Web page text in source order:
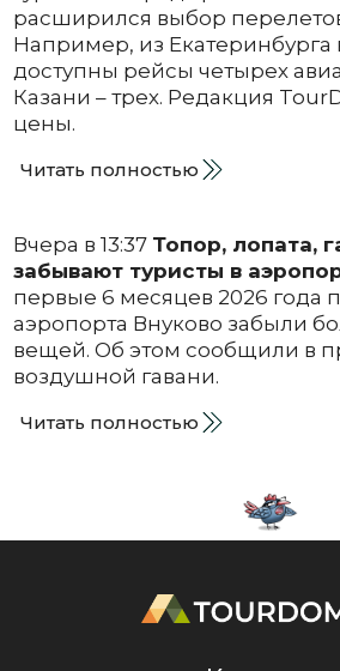
расширился выбор
Например, из Екатеринбурга
доступны рейсы четырех
Казани – трех. Редакция
цены.
Читать полностью
Вчера в 13:37 Топор, лопата,
забывают туристы в
первые 6 месяцев 2026 года
аэропорта Внуково забыли
вещей. Об этом сообщили в
воздушной гавани.
Читать полностью